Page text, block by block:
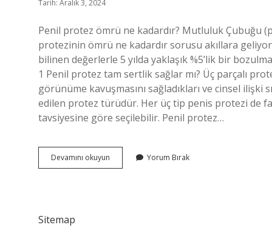
Tarih: Aralık 3, 2024
Penil protez ömrü ne kadardır? Mutluluk Çubuğu
protezinin ömrü ne kadardır sorusu akıllara
bilinen değerlerle 5 yılda yaklaşık %5’lik bir
1 Penil protez tam sertlik sağlar mı? Üç parçalı
görünüme kavuşmasını sağladıkları ve cinsel
edilen protez türüdür. Her üç tip penis protezi de
tavsiyesine göre seçilebilir. Penil protez…
Devamını okuyun Erkeklerde
Protez
Yorum Bırak
Sitemap